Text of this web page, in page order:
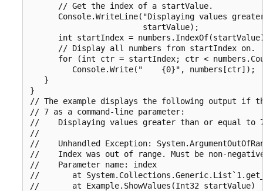
      // Get the index of a startValue.
Console.WriteLine("Displaying values
                        startValue);
int startIndex =
      // Display all numbers from startIndex on.
for (int ctr = startIndex; ctr <
         Console.Write("    {0}", numbers[ctr]);
   }
}
// The example displays the following output if
// 7 as a command-line parameter:
//    Displaying values greater than or equal to
//
//    Unhandled Exception:
//    Index was out of range. Must be non-
//    Parameter name: index
//       at
//       at Example.ShowValues(Int32 startValue)